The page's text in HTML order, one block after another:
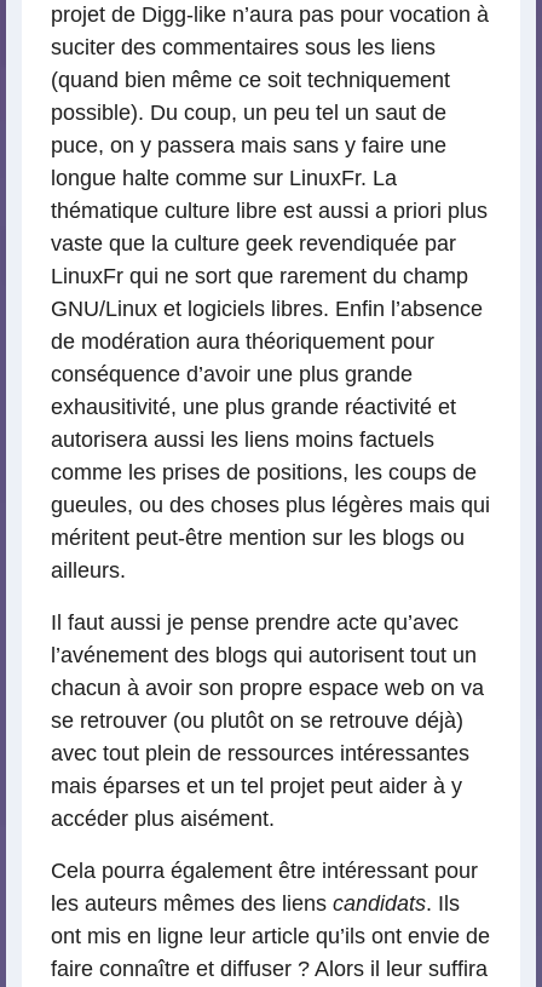
projet de Digg-like n’aura pas pour vocation à
suciter des commentaires sous les liens
(quand bien même ce soit techniquement
possible). Du coup, un peu tel un saut de
puce, on y passera mais sans y faire une
longue halte comme sur LinuxFr. La
thématique culture libre est aussi a priori plus
vaste que la culture geek revendiquée par
LinuxFr qui ne sort que rarement du champ
GNU/Linux et logiciels libres. Enfin l’absence
de modération aura théoriquement pour
conséquence d’avoir une plus grande
exhausitivité, une plus grande réactivité et
autorisera aussi les liens moins factuels
comme les prises de positions, les coups de
gueules, ou des choses plus légères mais qui
méritent peut-être mention sur les blogs ou
ailleurs.
Il faut aussi je pense prendre acte qu’avec
l’avénement des blogs qui autorisent tout un
chacun à avoir son propre espace web on va
se retrouver (ou plutôt on se retrouve déjà)
avec tout plein de ressources intéressantes
mais éparses et un tel projet peut aider à y
accéder plus aisément.
Cela pourra également être intéressant pour
les auteurs mêmes des liens candidats. Ils
ont mis en ligne leur article qu’ils ont envie de
faire connaître et diffuser ? Alors il leur suffira